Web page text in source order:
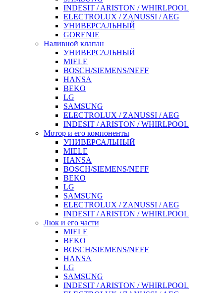
INDESIT / ARISTON / WHIRLPOOL
ELECTROLUX / ZANUSSI / AEG
УНИВЕРСАЛЬНЫЙ
GORENJE
Наливной клапан
УНИВЕРСАЛЬНЫЙ
MIELE
BOSCH/SIEMENS/NEFF
HANSA
BEKO
LG
SAMSUNG
ELECTROLUX / ZANUSSI / AEG
INDESIT / ARISTON / WHIRLPOOL
Мотор и его компоненты
УНИВЕРСАЛЬНЫЙ
MIELE
HANSA
BOSCH/SIEMENS/NEFF
BEKO
LG
SAMSUNG
ELECTROLUX / ZANUSSI / AEG
INDESIT / ARISTON / WHIRLPOOL
Люк и его части
MIELE
BEKO
BOSCH/SIEMENS/NEFF
HANSA
LG
SAMSUNG
INDESIT / ARISTON / WHIRLPOOL